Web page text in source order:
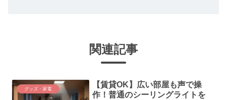
関連記事
グッズ・家電
【賃貸OK】広い部屋も声で操
作！普通のシーリングライトを